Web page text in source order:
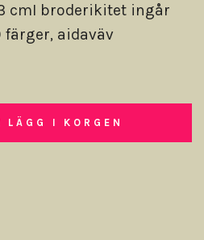
cmI broderikitet ingår
färger, aidaväv
LÄGG I KORGEN